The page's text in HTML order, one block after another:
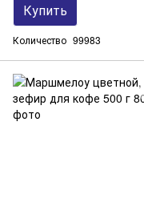
Купить
Количество 99983